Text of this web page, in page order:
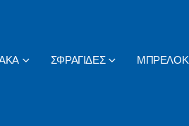
ΣΦΡΑΓΙΔΕΣ ΜΠΡΕΛΟΚ